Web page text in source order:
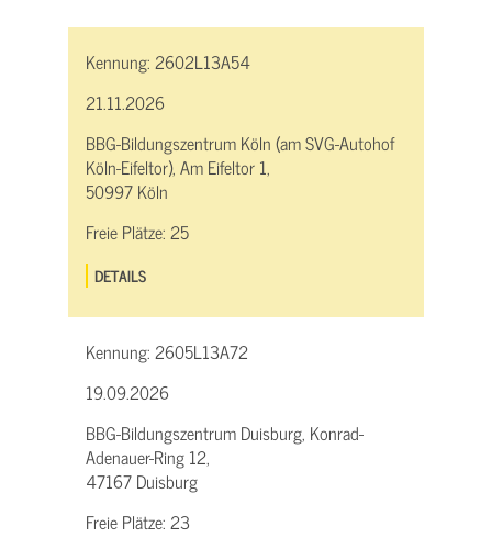
Kennung:2602L13A54
21.11.2026
BBG-Bildungszentrum Köln (am SVG-Autohof
Köln-Eifeltor), Am Eifeltor 1,
50997 Köln
Freie Plätze:25
DETAILS
Kennung:2605L13A72
19.09.2026
BBG-Bildungszentrum Duisburg, Konrad-
Adenauer-Ring 12,
47167 Duisburg
Freie Plätze:23